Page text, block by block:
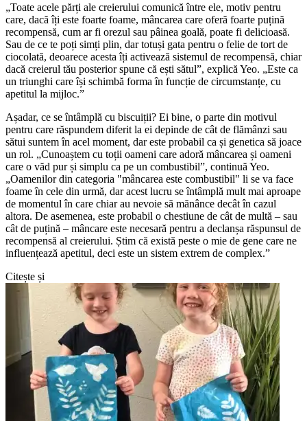
„Toate acele părți ale creierului comunică între ele, motiv pentru
care, dacă îți este foarte foame, mâncarea care oferă foarte puțină
recompensă, cum ar fi orezul sau pâinea goală, poate fi delicioasă.
Sau de ce te poți simți plin, dar totuși gata pentru o felie de tort de
ciocolată, deoarece acesta îți activează sistemul de recompensă, chiar
dacă creierul tău posterior spune că ești sătul”, explică Yeo. „Este ca
un triunghi care își schimbă forma în funcție de circumstanțe, cu
apetitul la mijloc.”
Așadar, ce se întâmplă cu biscuiții? Ei bine, o parte din motivul
pentru care răspundem diferit la ei depinde de cât de flămânzi sau
sătui suntem în acel moment, dar este probabil ca și genetica să joace
un rol. „Cunoaștem cu toții oameni care adoră mâncarea și oameni
care o văd pur și simplu ca pe un combustibil”, continuă Yeo.
„Oamenilor din categoria "mâncarea este combustibil" li se va face
foame în cele din urmă, dar acest lucru se întâmplă mult mai aproape
de momentul în care chiar au nevoie să mănânce decât în cazul
altora. De asemenea, este probabil o chestiune de cât de multă – sau
cât de puțină – mâncare este necesară pentru a declanșa răspunsul de
recompensă al creierului. Știm că există peste o mie de gene care ne
influențează apetitul, deci este un sistem extrem de complex.”
Citește și